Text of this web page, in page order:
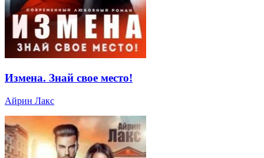
Измена. Знай свое место!
Айрин Лакс